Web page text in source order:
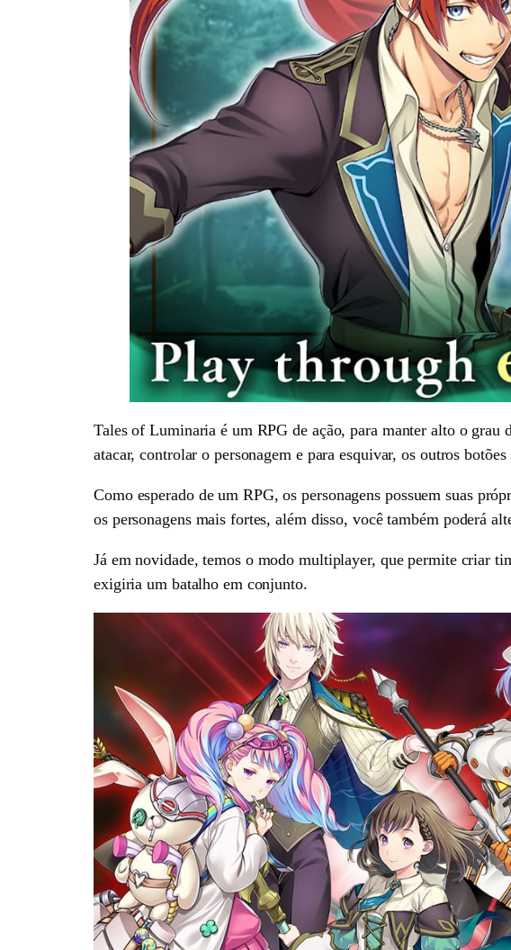
Tales of Luminaria é um RPG de ação, para manter alto o grau
atacar, controlar o personagem e para esquivar, os outros
Como esperado de um RPG, os personagens possuem suas
os personagens mais fortes, além disso, você também poderá
Já em novidade, temos o modo multiplayer, que permite criar
exigiria um batalho em conjunto.